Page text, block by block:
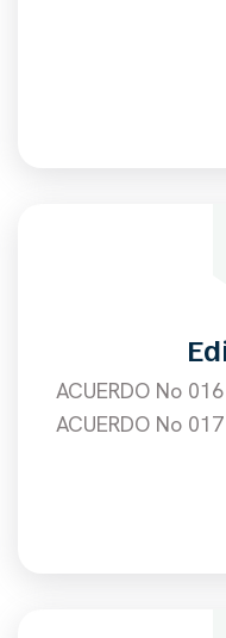
ACUERDO No
ACUERDO No